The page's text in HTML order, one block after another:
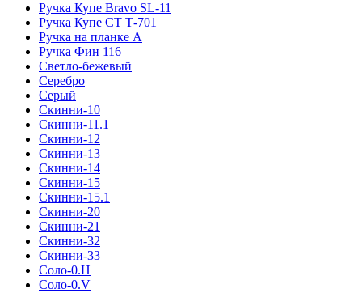
Ручка Купе Bravo SL-11
Ручка Купе СТ Т-701
Ручка на планке А
Ручка Фин 116
Светло-бежевый
Серебро
Серый
Скинни-10
Скинни-11.1
Скинни-12
Скинни-13
Скинни-14
Скинни-15
Скинни-15.1
Скинни-20
Скинни-21
Скинни-32
Скинни-33
Соло-0.H
Соло-0.V